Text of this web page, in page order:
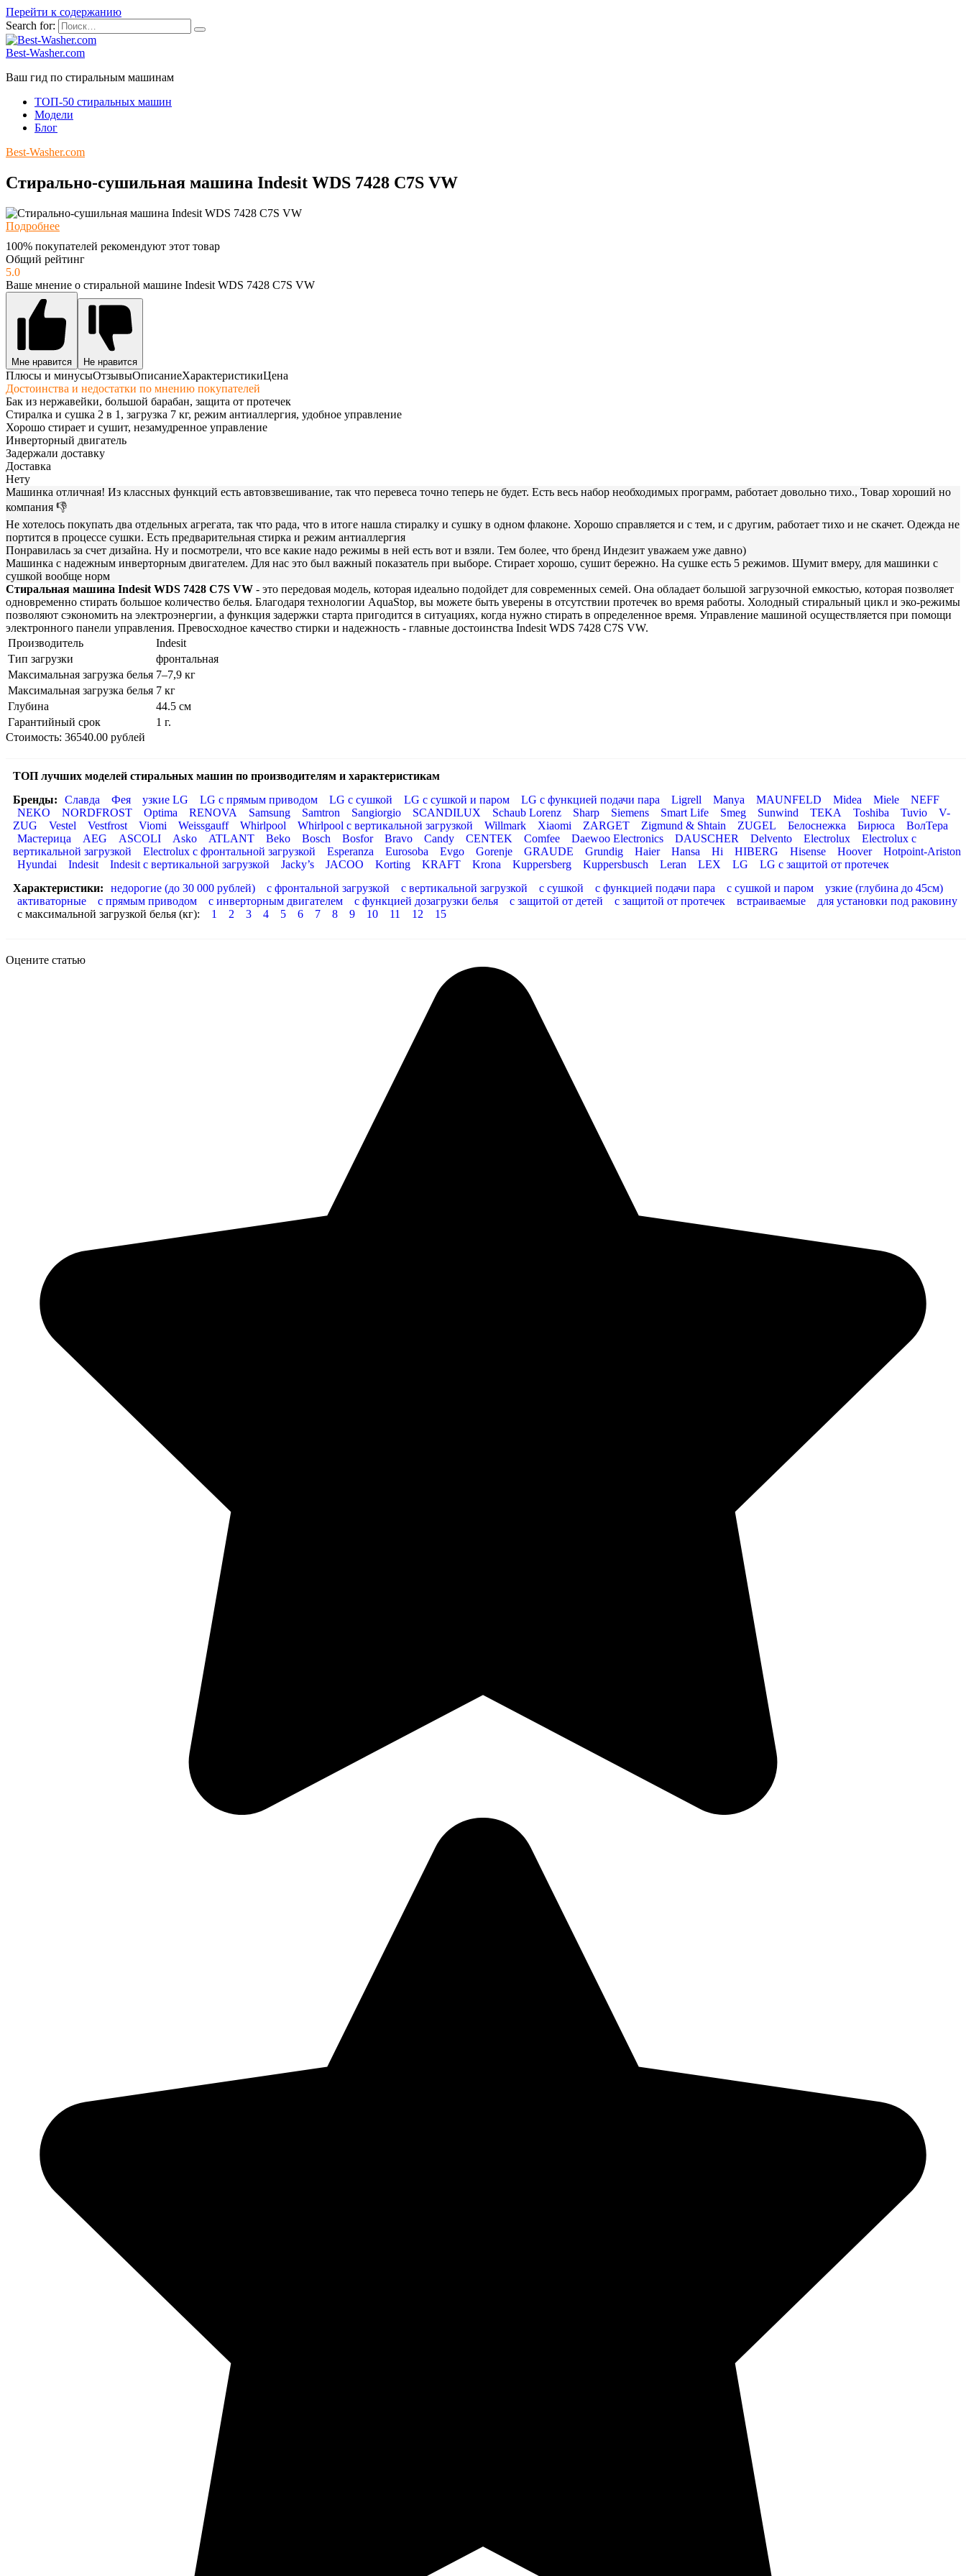
Перейти к содержанию
Search for:
Best-Washer.com
Ваш гид по стиральным машинам
ТОП-50 стиральных машин
Модели
Блог
Best-Washer.com
Стирально-сушильная машина Indesit WDS 7428 C7S VW
Подробнее
100% покупателей рекомендуют этот товар
Общий рейтинг
5.0
Ваше мнение о стиральной машине Indesit WDS 7428 C7S VW
Мне нравится Не нравится
Плюсы и минусыОтзывыОписаниеХарактеристикиЦена
Достоинства и недостатки по мнению покупателей
Бак из нержавейки, большой барабан, защита от протечек
Стиралка и сушка 2 в 1, загрузка 7 кг, режим антиаллергия, удобное управление
Хорошо стирает и сушит, незамудренное управление
Инверторный двигатель
Задержали доставку
Доставка
Нету
Машинка отличная! Из классных функций есть автовзвешивание, так что перевеса точно теперь не будет. Есть весь набор необходимых программ, работает довольно тихо., Товар хороший но
компания 👎
Не хотелось покупать два отдельных агрегата, так что рада, что в итоге нашла стиралку и сушку в одном флаконе. Хорошо справляется и с тем, и с другим, работает тихо и не скачет. Одежда не
портится в процессе сушки. Есть предварительная стирка и режим антиаллергия
Понравилась за счет дизайна. Ну и посмотрели, что все какие надо режимы в ней есть вот и взяли. Тем более, что бренд Индезит уважаем уже давно)
Машинка с надежным инверторным двигателем. Для нас это был важный показатель при выборе. Стирает хорошо, сушит бережно. На сушке есть 5 режимов. Шумит вмеру, для машинки с
сушкой вообще норм
Стиральная машина Indesit WDS 7428 C7S VW - это передовая модель, которая идеально подойдет для современных семей. Она обладает большой загрузочной емкостью, которая позволяет
одновременно стирать большое количество белья. Благодаря технологии AquaStop, вы можете быть уверены в отсутствии протечек во время работы. Холодный стиральный цикл и эко-режимы
позволяют сэкономить на электроэнергии, а функция задержки старта пригодится в ситуациях, когда нужно стирать в определенное время. Управление машиной осуществляется при помощи
электронного панели управления. Превосходное качество стирки и надежность - главные достоинства Indesit WDS 7428 C7S VW.
Производитель
Indesit
Тип загрузки
фронтальная
Максимальная загрузка белья 7–7,9 кг
Максимальная загрузка белья 7 кг
Глубина
44.5 см
Гарантийный срок
1 г.
Стоимость: 36540.00 рублей
ТОП лучших моделей стиральных машин по производителям и характеристикам
Бренды:
Славда Фея узкие LG LG с прямым приводом LG с сушкой LG с сушкой и паром LG с функцией подачи пара Ligrell Manya MAUNFELD Midea Miele
NEFF
NEKO
NORDFROST Optima RENOVA Samsung Samtron Sangiorgio SCANDILUX Schaub Lorenz Sharp Siemens Smart Life Smeg Sunwind TEKA Toshiba Tuvio
V-
ZUG
Vestel Vestfrost Viomi Weissgauff Whirlpool Whirlpool с вертикальной загрузкой Willmark Xiaomi ZARGET Zigmund & Shtain ZUGEL Белоснежка Бирюса
ВолТера
Мастерица
AEG ASCOLI Asko ATLANT Beko Bosch Bosfor Bravo Candy CENTEK Comfee Daewoo Electronics DAUSCHER Delvento Electrolux
Electrolux с
вертикальной загрузкой
Electrolux с фронтальной загрузкой Esperanza Eurosoba Evgo Gorenje GRAUDE Grundig Haier Hansa Hi HIBERG Hisense Hoover
Hotpoint-Ariston
Hyundai
Indesit Indesit с вертикальной загрузкой Jacky’s JACOO Korting KRAFT Krona Kuppersberg Kuppersbusch Leran LEX LG
LG с защитой от протечек
Характеристики:
недорогие (до 30 000 рублей) с фронтальной загрузкой с вертикальной загрузкой с сушкой с функцией подачи пара с сушкой и паром
узкие (глубина до 45см)
активаторные
с прямым приводом с инверторным двигателем с функцией дозагрузки белья с защитой от детей с защитой от протечек встраиваемые
для установки под раковину
с максимальной загрузкой белья (кг):
1 2 3 4 5 6 7 8 9 10 11 12 15
Оцените статью